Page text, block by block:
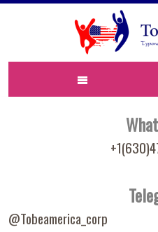
@Tobeamerica_corp